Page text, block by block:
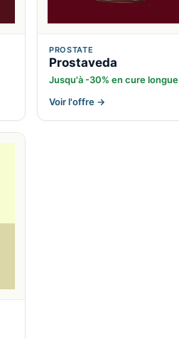
PROSTATE
Prostaveda
Jusqu'à -30% en cure longue
Voir l'offre →